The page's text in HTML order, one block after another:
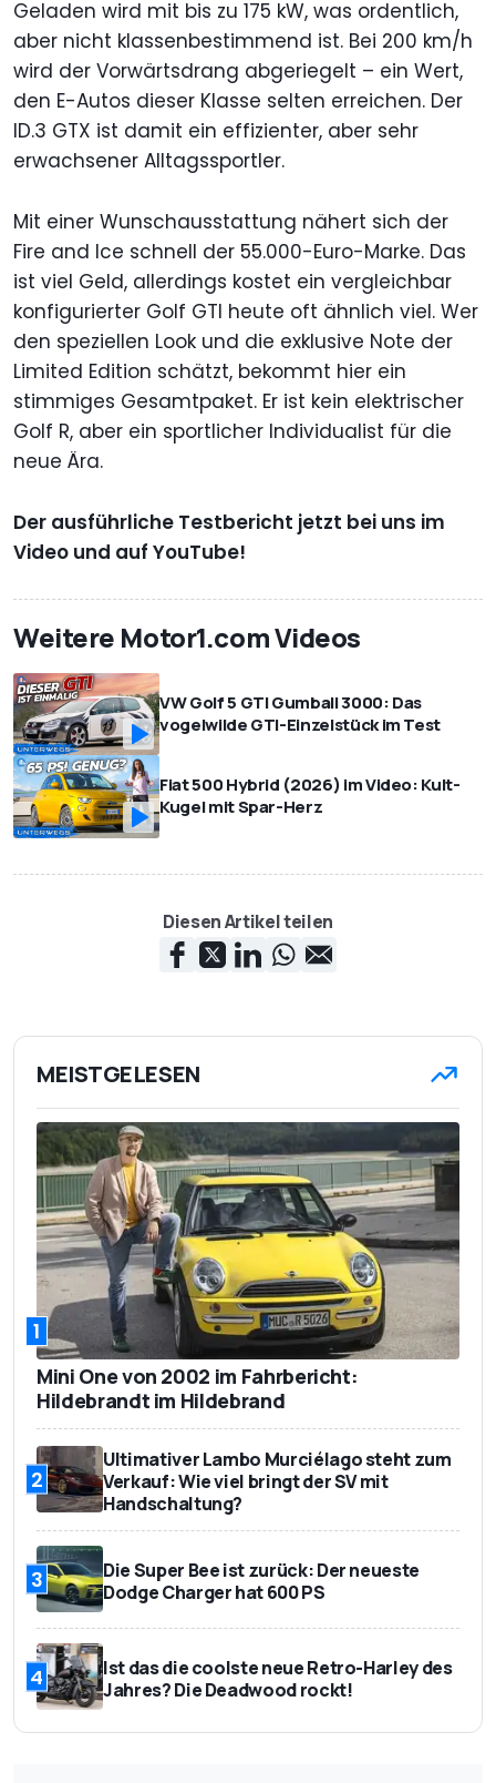
Geladen wird mit bis zu 175 kW, was ordentlich,
aber nicht klassenbestimmend ist. Bei 200 km/h
wird der Vorwärtsdrang abgeriegelt – ein Wert,
den E-Autos dieser Klasse selten erreichen. Der
ID.3 GTX ist damit ein effizienter, aber sehr
erwachsener Alltagssportler.
Mit einer Wunschausstattung nähert sich der
Fire and Ice schnell der 55.000-Euro-Marke. Das
ist viel Geld, allerdings kostet ein vergleichbar
konfigurierter Golf GTI heute oft ähnlich viel. Wer
den speziellen Look und die exklusive Note der
Limited Edition schätzt, bekommt hier ein
stimmiges Gesamtpaket. Er ist kein elektrischer
Golf R, aber ein sportlicher Individualist für die
neue Ära.
Der ausführliche Testbericht jetzt bei uns im
Video und auf YouTube!
Weitere Motor1.com Videos
VW Golf 5 GTI Gumball 3000: Das
vogelwilde GTI-Einzelstück im Test
Fiat 500 Hybrid (2026) im Video: Kult-
Kugel mit Spar-Herz
Diesen Artikel teilen
MEISTGELESEN
1
Mini One von 2002 im Fahrbericht:
Hildebrandt im Hildebrand
2
Ultimativer Lambo Murciélago steht zum
Verkauf: Wie viel bringt der SV mit
Handschaltung?
3
Die Super Bee ist zurück: Der neueste
Dodge Charger hat 600 PS
4
Ist das die coolste neue Retro-Harley des
Jahres? Die Deadwood rockt!